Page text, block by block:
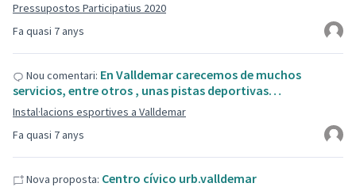
Fa quasi 7 anys
Pressupostos Participatius 2020
Fa quasi 7 anys
Nou comentari: En Valldemar carecemos de muchos
servicios, entre otros , unas pistas deportivas…
Instal·lacions esportives a Valldemar
Nova proposta: Centro cívico urb.valldemar